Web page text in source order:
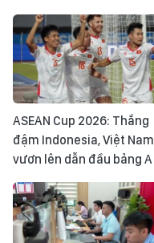
ASEAN Cup 2026: Thắng
đậm Indonesia, Việt Nam
vươn lên dẫn đầu bảng A